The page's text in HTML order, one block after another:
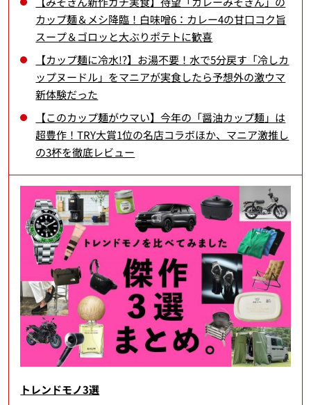
カップ麺＆メシ降臨！白味噌6：カレー4の甘口コク旨
スープ＆ゴロッと大ぶりポテトに歓喜
【カップ麺に冷水!?】お湯不要！水で5分戻す「冷しカ
ップヌードル」をマニアが実食したら予想外の激ウマ
新体験だった
【このカップ麺がウマい】今年の「醤油カップ麺」は
超豊作！TRY大賞1位の名店コラボほか、マニア激推し
の3杯を徹底レビュー
トレンドモノ3選